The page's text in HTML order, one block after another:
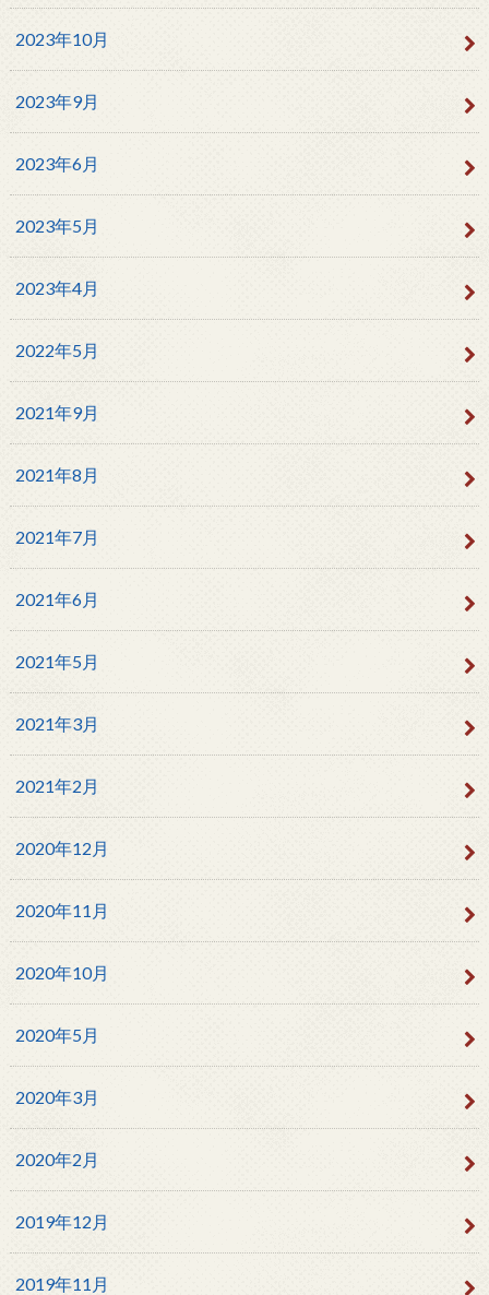
2023年10月
2023年9月
2023年6月
2023年5月
2023年4月
2022年5月
2021年9月
2021年8月
2021年7月
2021年6月
2021年5月
2021年3月
2021年2月
2020年12月
2020年11月
2020年10月
2020年5月
2020年3月
2020年2月
2019年12月
2019年11月